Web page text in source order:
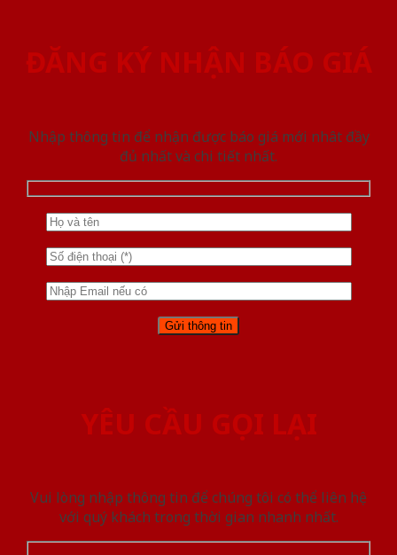
ĐĂNG KÝ NHẬN BÁO GIÁ
Nhập thông tin để nhận được báo giá mới nhât đầy
đủ nhất và chi tiết nhất.
YÊU CẦU GỌI LẠI
Vui lòng nhập thông tin để chúng tôi có thể liên hệ
với quý khách trong thời gian nhanh nhất.